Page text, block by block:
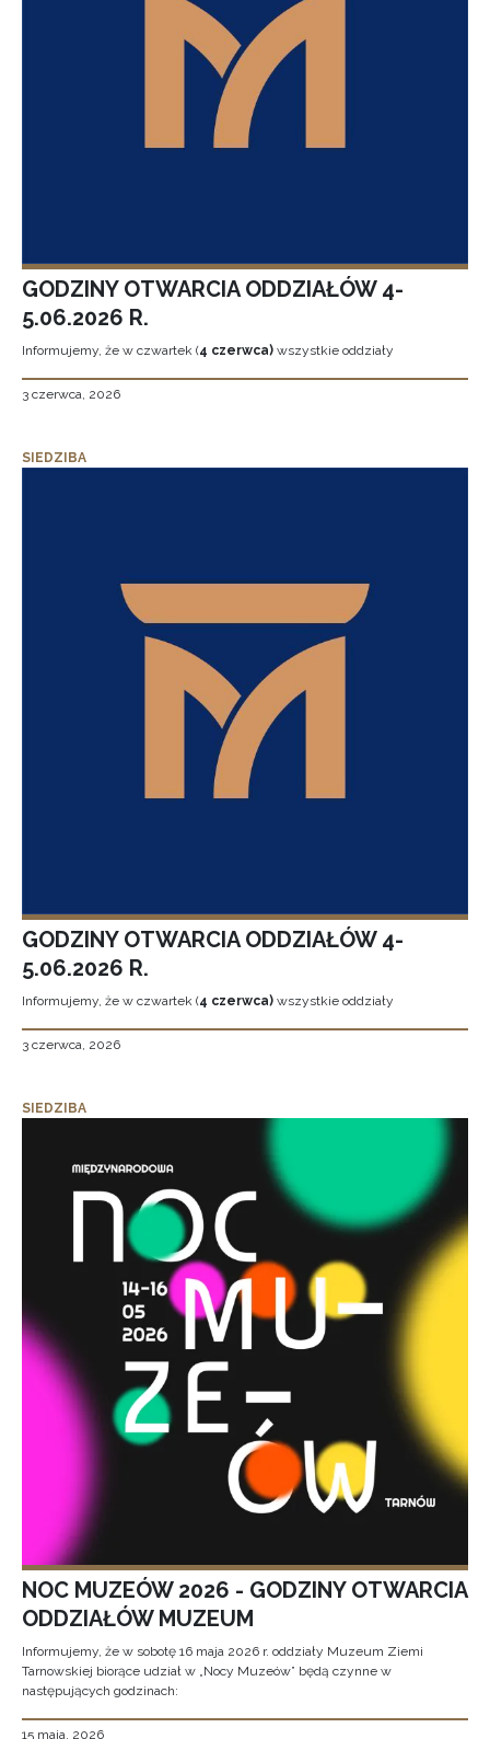
GODZINY OTWARCIA ODDZIAŁÓW 4-
5.06.2026 R.
Informujemy, że w czwartek (4 czerwca) wszystkie oddziały
3 czerwca, 2026
SIEDZIBA
GODZINY OTWARCIA ODDZIAŁÓW 4-
5.06.2026 R.
Informujemy, że w czwartek (4 czerwca) wszystkie oddziały
3 czerwca, 2026
SIEDZIBA
NOC MUZEÓW 2026 - GODZINY OTWARCIA
ODDZIAŁÓW MUZEUM
Informujemy, że w sobotę 16 maja 2026 r. oddziały Muzeum Ziemi
Tarnowskiej biorące udział w „Nocy Muzeów” będą czynne w
następujących godzinach:
15 maja, 2026